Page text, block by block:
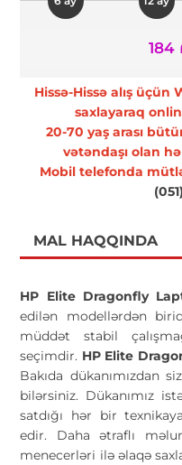
184
Hissə-Hissə alış
saxlayaraq
20-70 yaş arası
vətəndaşı olan
Mobil telefonda
MAL HAQQINDA
HP Elite Dragonfly
edilən modellərdən
müddət stabil
seçimdir. HP Elite
Bakıda dükanımızdan
bilərsiniz. Dükanımız
satdığı hər bir
edir. Daha ətraflı
menecerləri ilə əlaqə